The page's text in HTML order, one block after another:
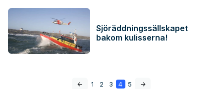
Sjöräddningssällskapet
bakom kulisserna!
<- 1 2 3 4 5 ->